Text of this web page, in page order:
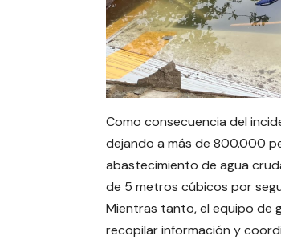
Como consecuencia del
dejando a más de 800.000
abastecimiento de agua
de 5 metros cúbicos por
Mientras tanto, el equipo de
recopilar información y